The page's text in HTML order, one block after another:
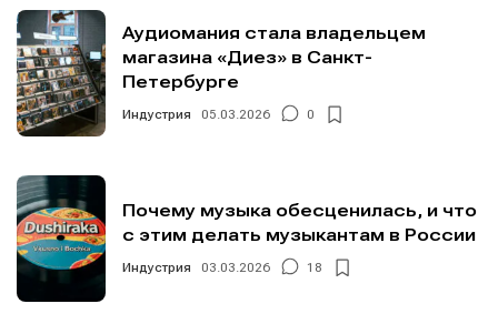
Аудиомания стала владельцем
магазина «Диез» в Санкт-
Петербурге
Индустрия 05.03.2026 0
Почему музыка обесценилась, и что
с этим делать музыкантам в России
Индустрия 03.03.2026 18